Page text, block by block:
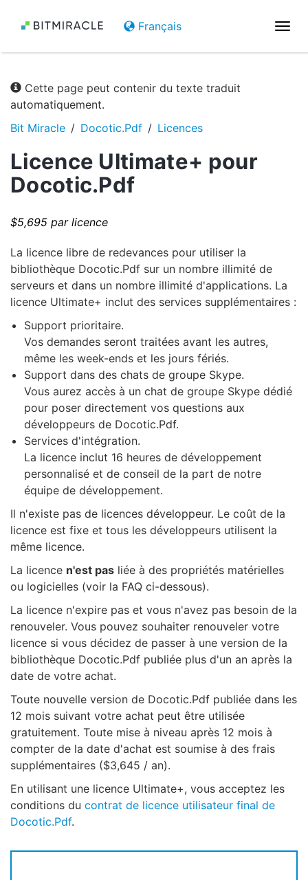
Français
Cette page peut contenir du texte traduit
automatiquement.
Bit Miracle
Docotic.Pdf Licences
Licence Ultimate+ pour
Docotic.Pdf
$5,695 par licence
La licence libre de redevances pour utiliser la
bibliothèque Docotic.Pdf sur un nombre illimité de
serveurs et dans un nombre illimité d'applications. La
licence Ultimate+ inclut des services supplémentaires :
Support prioritaire.
Vos demandes seront traitées avant les autres,
même les week-ends et les jours fériés.
Support dans des chats de groupe Skype.
Vous aurez accès à un chat de groupe Skype dédié
pour poser directement vos questions aux
développeurs de Docotic.Pdf.
Services d'intégration.
La licence inclut 16 heures de développement
personnalisé et de conseil de la part de notre
équipe de développement.
Il n'existe pas de licences développeur. Le coût de la
licence est fixe et tous les développeurs utilisent la
même licence.
La licence n'est pas liée à des propriétés matérielles
ou logicielles (voir la FAQ ci-dessous).
La licence n'expire pas et vous n'avez pas besoin de la
renouveler. Vous pouvez souhaiter renouveler votre
licence si vous décidez de passer à une version de la
bibliothèque Docotic.Pdf publiée plus d'un an après la
date de votre achat.
Toute nouvelle version de Docotic.Pdf publiée dans les
12 mois suivant votre achat peut être utilisée
gratuitement. Toute mise à niveau après 12 mois à
compter de la date d'achat est soumise à des frais
supplémentaires ($3,645 / an).
En utilisant une licence Ultimate+, vous acceptez les
conditions du contrat de licence utilisateur final de
Docotic.Pdf.